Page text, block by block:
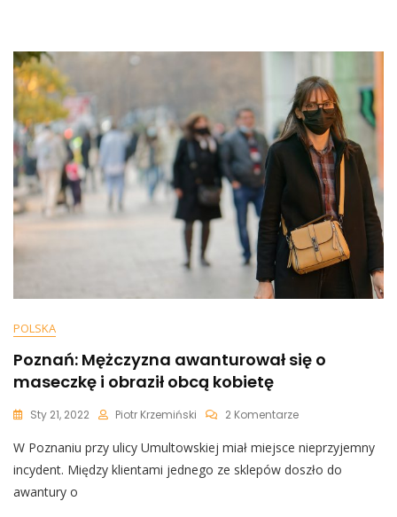
Jedynie
Certyfikatem
Sanitarnym
POLSKA
Poznań: Mężczyzna awanturował się o
maseczkę i obraził obcą kobietę
Sty 21, 2022 Piotr Krzemiński 2 KomentarzeDo
Mężczyzna
Awanturował
W Poznaniu przy ulicy Umultowskiej miał miejsce nieprzyjemny
incydent. Między klientami jednego ze sklepów doszło do
awantury o